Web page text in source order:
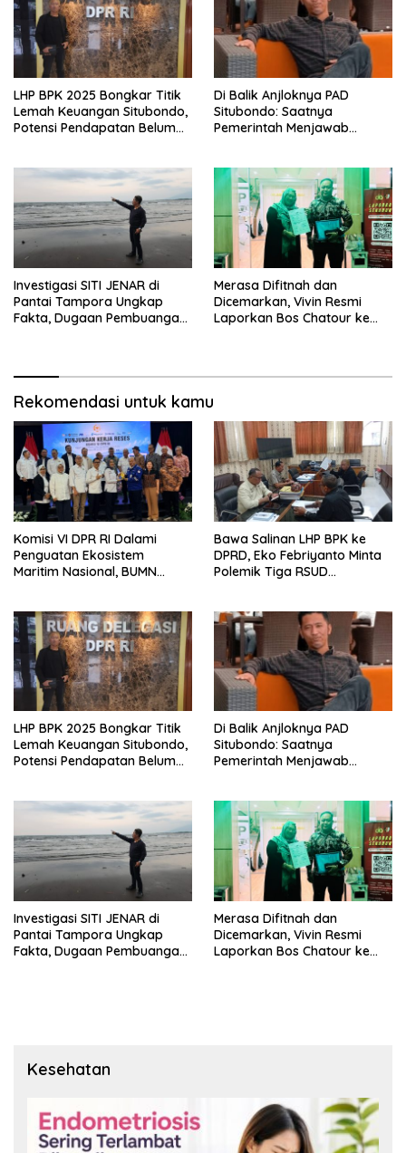
LHP BPK 2025 Bongkar Titik
Lemah Keuangan Situbondo,
Potensi Pendapatan Belum
Di Balik Anjloknya PAD
Situbondo: Saatnya
Pemerintah Menjawab
Investigasi SITI JENAR di
Pantai Tampora Ungkap
Fakta, Dugaan Pembuangan
Merasa Difitnah dan
Dicemarkan, Vivin Resmi
Laporkan Bos Chatour ke
Rekomendasi untuk kamu
Komisi VI DPR RI Dalami
Penguatan Ekosistem
Maritim Nasional, BUMN
Bawa Salinan LHP BPK ke
DPRD, Eko Febriyanto Minta
Polemik Tiga RSUD
LHP BPK 2025 Bongkar Titik
Lemah Keuangan Situbondo,
Potensi Pendapatan Belum
Di Balik Anjloknya PAD
Situbondo: Saatnya
Pemerintah Menjawab
Investigasi SITI JENAR di
Pantai Tampora Ungkap
Fakta, Dugaan Pembuangan
Merasa Difitnah dan
Dicemarkan, Vivin Resmi
Laporkan Bos Chatour ke
Kesehatan